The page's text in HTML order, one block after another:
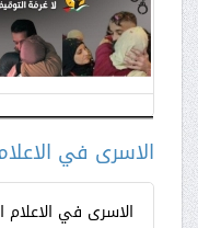
الاسرى في
الاسرى في الاعلام